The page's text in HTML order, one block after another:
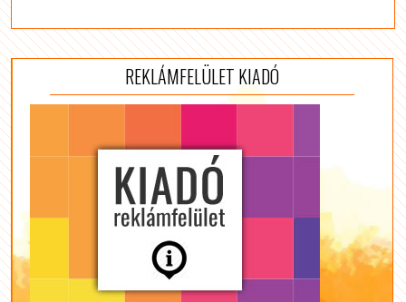
REKLÁMFELÜLET KIADÓ